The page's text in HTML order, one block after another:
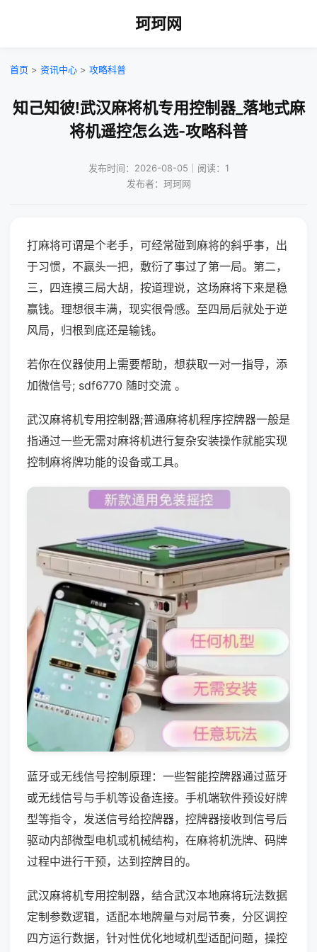
珂珂网
首页 > 资讯中心 > 攻略科普
知己知彼!武汉麻将机专用控制器_落地式麻
将机遥控怎么选-攻略科普
发布时间：2026-08-05｜阅读：1
发布者：珂珂网
打麻将可谓是个老手，可经常碰到麻将的斜乎事，出
于习惯，不赢头一把，敷衍了事过了第一局。第二，
三，四连摸三局大胡，按道理说，这场麻将下来是稳
赢钱。理想很丰满，现实很骨感。至四局后就处于逆
风局，归根到底还是输钱。
若你在仪器使用上需要帮助，想获取一对一指导，添
加微信号; sdf6770 随时交流 。
武汉麻将机专用控制器;普通麻将机程序控牌器一般是
指通过一些无需对麻将机进行复杂安装操作就能实现
控制麻将牌功能的设备或工具。
蓝牙或无线信号控制原理：一些智能控牌器通过蓝牙
或无线信号与手机等设备连接。手机端软件预设好牌
型等指令，发送信号给控牌器，控牌器接收到信号后
驱动内部微型电机或机械结构，在麻将机洗牌、码牌
过程中进行干预，达到控牌目的。
武汉麻将机专用控制器，结合武汉本地麻将玩法数据
定制参数逻辑，适配本地牌量与对局节奏，分区调控
四方运行数据，针对性优化地域机型适配问题，操控